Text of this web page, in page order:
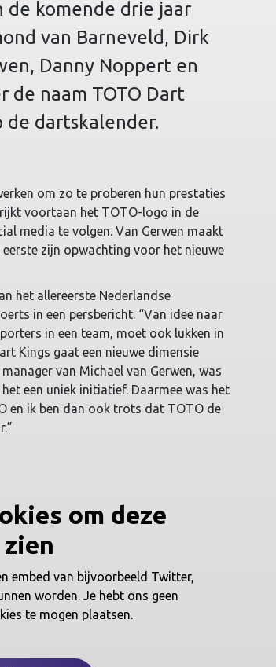
komende drie jaar
van Barneveld, Dirk
Danny Noppert en
de naam TOTO Dart
dartskalender.
om zo te proberen hun prestaties
voortaan het TOTO-logo in de
media te volgen. Van Gerwen maakt
zijn opwachting voor het nieuwe
het allereerste Nederlandse
in een persbericht. “Van idee naar
in een team, moet ook lukken in
Kings gaat een nieuwe dimensie
van Michael van Gerwen, was
een uniek initiatief. Daarmee was het
en ik ben dan ook trots dat TOTO de
om deze
embed van bijvoorbeeld Twitter,
worden. Je hebt ons geen
te mogen plaatsen.